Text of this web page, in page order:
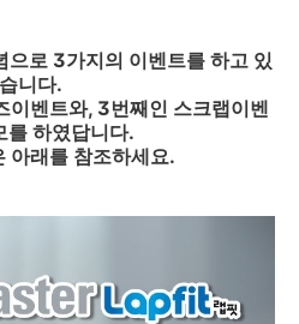
으로 3가지의 이벤트를 하고 있
습니다.
이벤트와, 3번째인 스크랩이벤
를 하였답니다.
아래를 참조하세요.